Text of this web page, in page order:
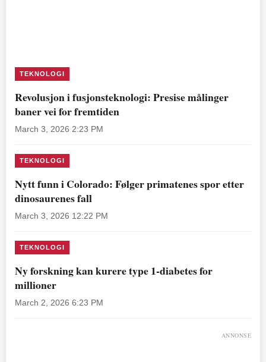
TEKNOLOGI
Revolusjon i fusjonsteknologi: Presise målinger
baner vei for fremtiden
March 3, 2026 2:23 PM
TEKNOLOGI
Nytt funn i Colorado: Følger primatenes spor etter
dinosaurenes fall
March 3, 2026 12:22 PM
TEKNOLOGI
Ny forskning kan kurere type 1-diabetes for
millioner
March 2, 2026 6:23 PM
ANNONSE